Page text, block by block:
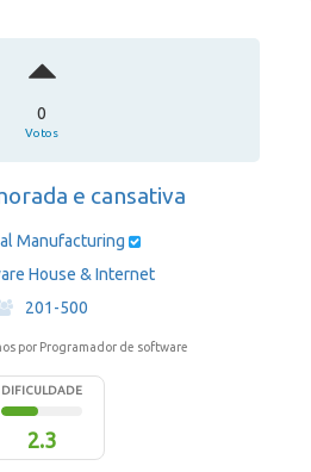
0
Votos
e cansativa
Manufacturing
House & Internet
·
201-500
por Programador de software
DIFICULDADE
2.3